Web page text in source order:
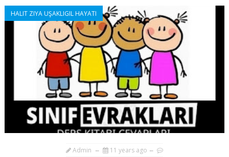
HALIT ZIYA UŞAKLIGIL HAYATI
Admin 11 years ago